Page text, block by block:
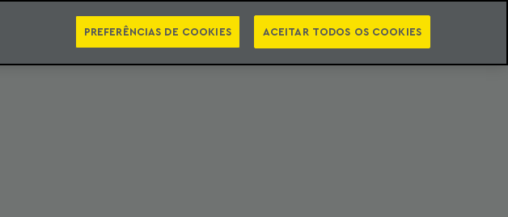
EBOOKS PODCASTS NEWSLETTER VIDEOCASTS PT EN CATEGORIAS
PREFERÊNCIAS DE COOKIES ACEITAR TODOS OS COOKIES